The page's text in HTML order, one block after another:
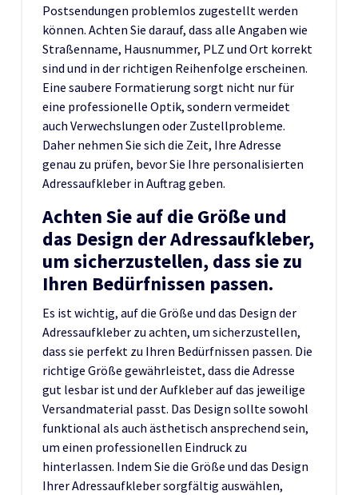
Postsendungen problemlos zugestellt werden
können. Achten Sie darauf, dass alle Angaben wie
Straßenname, Hausnummer, PLZ und Ort korrekt
sind und in der richtigen Reihenfolge erscheinen.
Eine saubere Formatierung sorgt nicht nur für
eine professionelle Optik, sondern vermeidet
auch Verwechslungen oder Zustellprobleme.
Daher nehmen Sie sich die Zeit, Ihre Adresse
genau zu prüfen, bevor Sie Ihre personalisierten
Adressaufkleber in Auftrag geben.
Achten Sie auf die Größe und
das Design der Adressaufkleber,
um sicherzustellen, dass sie zu
Ihren Bedürfnissen passen.
Es ist wichtig, auf die Größe und das Design der
Adressaufkleber zu achten, um sicherzustellen,
dass sie perfekt zu Ihren Bedürfnissen passen. Die
richtige Größe gewährleistet, dass die Adresse
gut lesbar ist und der Aufkleber auf das jeweilige
Versandmaterial passt. Das Design sollte sowohl
funktional als auch ästhetisch ansprechend sein,
um einen professionellen Eindruck zu
hinterlassen. Indem Sie die Größe und das Design
Ihrer Adressaufkleber sorgfältig auswählen,